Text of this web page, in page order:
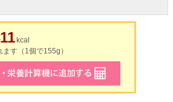
kcal
す（1個で155g）